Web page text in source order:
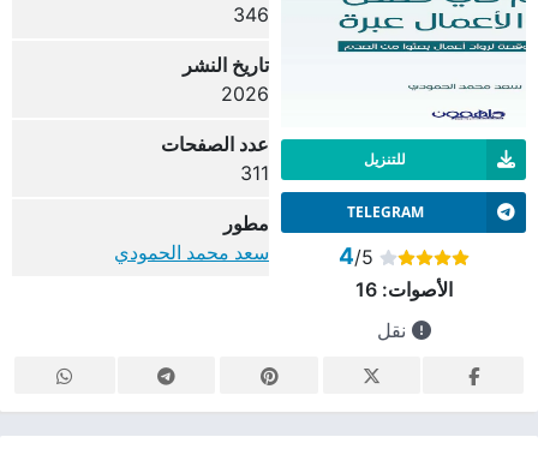
للتنزيل
TELEGRAM
4/5
الأصوات:16
نقل
346
تاريخ النشر
2026
عدد الصفحات
311
مطور
سعد محمد الحمودي